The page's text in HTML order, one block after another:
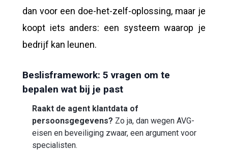
dan voor een doe-het-zelf-oplossing, maar je
koopt iets anders: een systeem waarop je
bedrijf kan leunen.
Beslisframework: 5 vragen om te
bepalen wat bij je past
Raakt de agent klantdata of
persoonsgegevens? Zo ja, dan wegen AVG-
eisen en beveiliging zwaar, een argument voor
specialisten.